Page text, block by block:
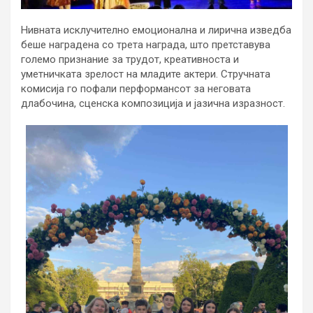
Нивната исклучително емоционална и лирична изведба
беше наградена со трета награда, што претставува
големо признание за трудот, креативноста и
уметничката зрелост на младите актери. Стручната
комисија го пофали перформансот за неговата
длабочина, сценска композиција и јазична изразност.